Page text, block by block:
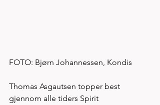
FOTO: Bjørn Johannessen, Kondis
Thomas Asgautsen topper best
gjennom alle tiders Spirit